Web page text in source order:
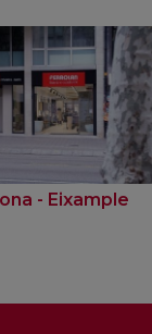
- Eixample